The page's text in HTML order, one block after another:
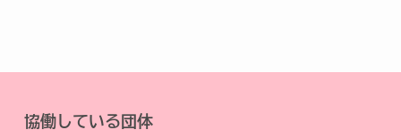
協働している団体